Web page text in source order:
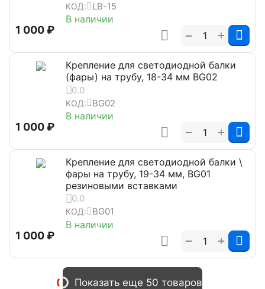
КОД: LB-15
В наличии
1 000₽ +
−
Крепление для светодиодной балки
(фары) на трубу, 18-34 мм BG02
0.0
КОД: BG02
В наличии
1 000₽ +
−
Крепление для светодиодной балки \
фары на трубу, 19-34 мм, BG01
резиновыми вставками
0.0
КОД: BG01
В наличии
1 000₽ +
−
Показать еще 50 товаров